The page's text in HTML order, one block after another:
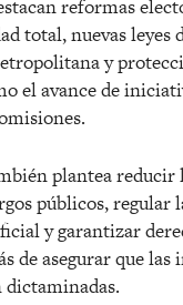
reformas
total, nuevas leyes
y
el avance de
plantea reducir
públicos, regular
y garantizar
de asegurar que las
dictaminadas.